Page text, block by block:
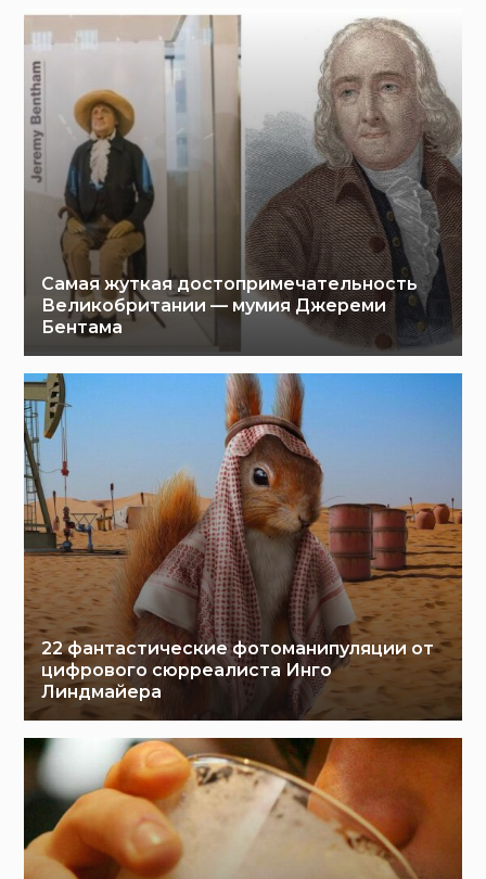
Самая жуткая достопримечательность
Великобритании — мумия Джереми
Бентама
22 фантастические фотоманипуляции от
цифрового сюрреалиста Инго
Линдмайера